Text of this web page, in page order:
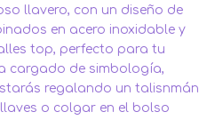
llavero, con un diseño de
en acero inoxidable y
top, perfecto para tu
cargado de simbología,
regalando un talisnmán
o colgar en el bolso